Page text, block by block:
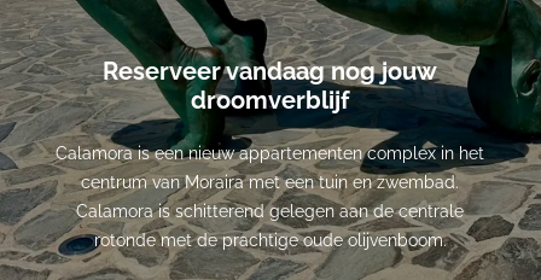
Reserveer vandaag nog jouw
droomverblijf
Calamora is een nieuw appartementen complex in het
centrum van Moraira met een tuin en zwembad.
Calamora is schitterend gelegen aan de centrale
rotonde met de prachtige oude olijvenboom.